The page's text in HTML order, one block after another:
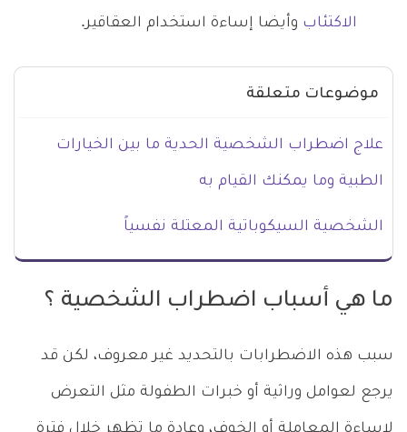
الاكتئاب وأيضا إساءة استخدام العقاقير.
موضوعات متعلقة
علاج اضطراب الشخصية الحدية ما بين الخيارات
الطبية وما يمكنك القيام به
الشخصية السيكوباتية المعتلة نفسياً
ما هي أسباب اضطراب الشخصية ؟
سبب هذه الاضطرابات بالتحديد غير معروف، لكن قد
يرجع لعوامل وراثية أو خبرات الطفولة مثل التعرض